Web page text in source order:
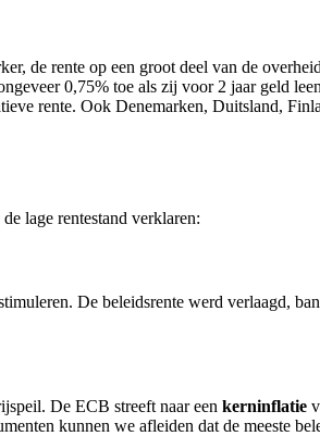
de rente op een groot deel van de
0,75% toe als zij voor 2 jaar geld
rente. Ook Denemarken, Duitsland,
lage rentestand verklaren:
De beleidsrente werd verlaagd,
De ECB streeft naar een kerninflatie
kunnen we afleiden dat de meeste